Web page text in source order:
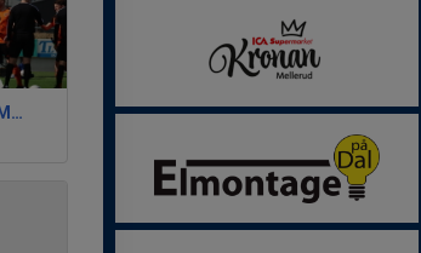
MIF - Egnahems BK 1-0 | 📸 M.Andersson